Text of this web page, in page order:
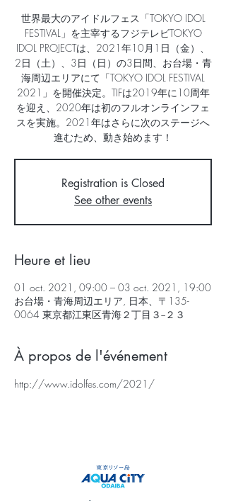
世界最大のアイドルフェス「TOKYO IDOL
FESTIVAL」を主宰するフジテレビTOKYO
IDOL PROJECTは、2021年10月1日（金）、
2日（土）、3日（日）の3日間、お台場・青
海周辺エリアにて「TOKYO IDOL FESTIVAL
2021」を開催決定。TIFは2019年に10周年
を迎え、2020年は初のフルオンラインフェ
スを実施。2021年はさらに次のステージへ
進むため、動き始めます！
Registration is Closed
See other events
Heure et lieu
01 oct. 2021, 09:00 – 03 oct. 2021, 19:00
お台場・青海周辺エリア, 日本、〒135-
0064 東京都江東区青海２丁目３−２３
À propos de l'événement
http://www.idolfes.com/2021/